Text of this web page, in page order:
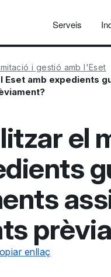
Serveis
i gestió amb l'Eset
Eset amb expedients
el
enllaç